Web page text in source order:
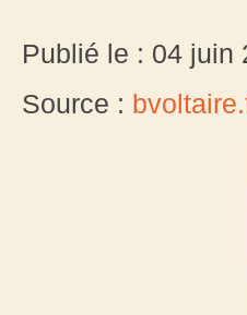
Publié le : 04 juin
Source :